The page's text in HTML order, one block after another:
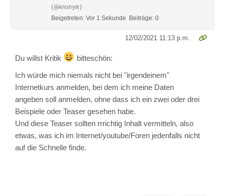
(@Anonym)
Beigetreten: Vor 1 Sekunde
Beiträge: 0
12/02/2021 11:13 p.m.
Du willst Kritik
bitteschön:
Ich würde mich niemals nicht bei "irgendeinem"
Internetkurs anmelden, bei dem ich meine Daten
angeben soll anmelden, ohne dass ich ein zwei oder drei
Beispiele oder Teaser gesehen habe.
Und diese Teaser sollten rrrichtig Inhalt vermitteln, also
etwas, was ich im Internet/youtube/Foren jedenfalls nicht
auf die Schnelle finde.